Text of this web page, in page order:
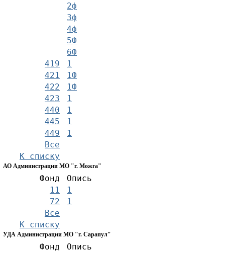
2ф
3ф
4ф
5Ф
6Ф
419
1
421
1Ф
422
1Ф
423
1
440
1
445
1
449
1
Все
К списку
АО Администрации МО "г. Можга"
Фонд
Опись
11
1
72
1
Все
К списку
УДА Администрации МО "г. Сарапул"
Фонд
Опись